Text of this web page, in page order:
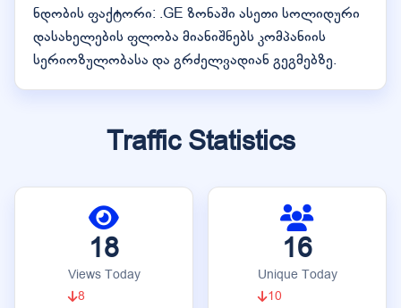
ნდობის ფაქტორი: .GE ზონაში ასეთი სოლიდური
დასახელების ფლობა მიანიშნებს კომპანიის
სერიოზულობასა და გრძელვადიან გეგმებზე.
Traffic Statistics
18
Views Today
8
16
Unique Today
10